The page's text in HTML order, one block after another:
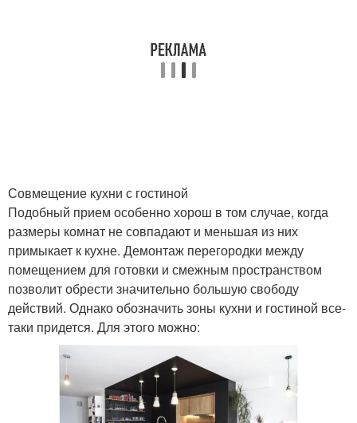
Совмещение кухни с гостиной
Подобный прием особенно хорош в том случае, когда
размеры комнат не совпадают и меньшая из них
примыкает к кухне. Демонтаж перегородки между
помещением для готовки и смежным пространством
позволит обрести значительно большую свободу
действий. Однако обозначить зоны кухни и гостиной все-
таки придется. Для этого можно: